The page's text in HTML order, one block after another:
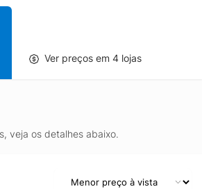
Ver preços em 4 lojas
veja os detalhes abaixo.